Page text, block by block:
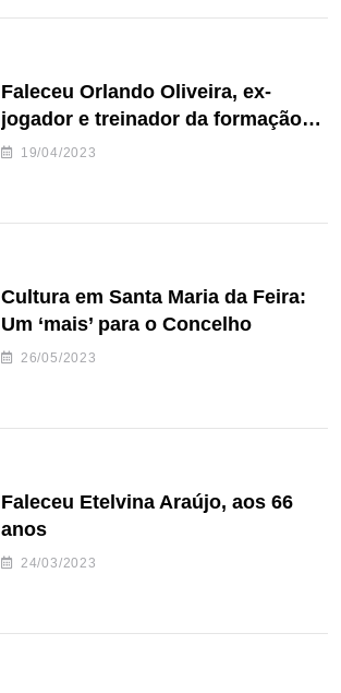
Faleceu Orlando Oliveira, ex-
jogador e treinador da formação
de andebol do Feirense
19/04/2023
Cultura em Santa Maria da Feira:
Um ‘mais’ para o Concelho
26/05/2023
Faleceu Etelvina Araújo, aos 66
anos
24/03/2023